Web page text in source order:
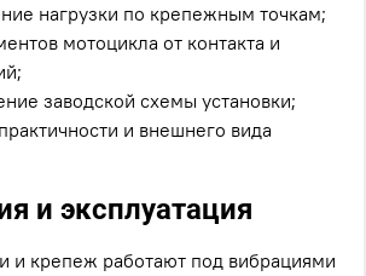
нагрузки по крепежным точкам;
мотоцикла от контакта и
заводской схемы установки;
и внешнего вида
и эксплуатация
и крепеж работают под вибрациями